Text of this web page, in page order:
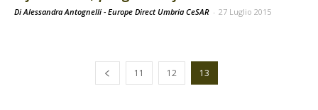
Di Alessandra Antognelli - Europe Direct Umbria CeSAR - 27 Luglio 2015
11 12 13